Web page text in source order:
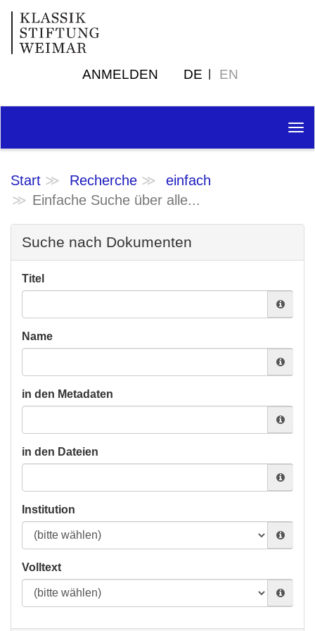
ANMELDEN DE EN
Start Recherche
einfach
Einfache Suche über alle...
Suche nach Dokumenten
Titel
Name
in den Metadaten
in den Dateien
Institution
Volltext